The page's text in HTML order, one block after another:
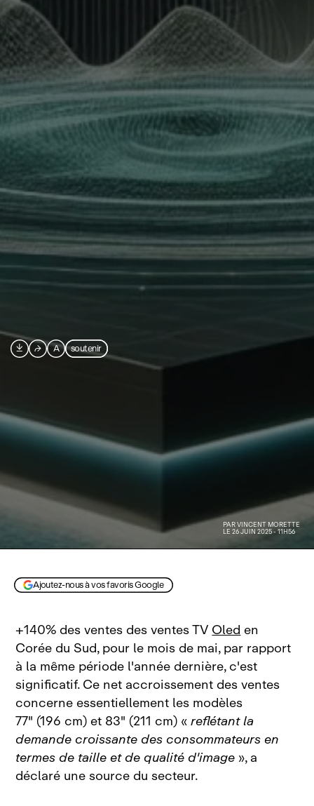
PARVINCENT MORETTE
LE 26 JUIN 2025 - 11H56
 ⮫ A soutenir
Ajoutez-nous à vos favoris Google
+140% des ventes des ventes TVOleden
Corée du Sud, pour le mois de mai, par rapport
à la même période l'année dernière, c'est
significatif. Ce net accroissement des ventes
concerne essentiellement les modèles
77" (196 cm) et 83" (211 cm) «reflétant la
demande croissante des consommateurs en
termes de taille et de qualité d'image », a
déclaré une source du secteur.